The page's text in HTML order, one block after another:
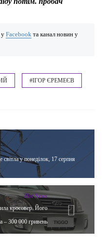
у Facebook та канал новин у
#ІГОР ЄРЕМЕЄВ
у понеділок, 17 серпня
Hot News
кросовер. Його
– 300 000 гривень